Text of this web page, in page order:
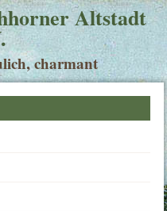
Altstadt
charmant